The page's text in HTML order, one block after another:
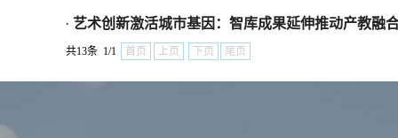
· 艺术创新激活城市基因：智库成果延伸推动产教融
共13条 1/1 首页 上页 下页 尾页